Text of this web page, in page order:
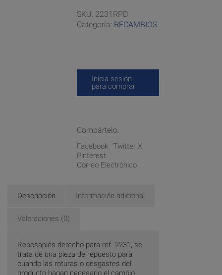
SKU: 2231RPD
Categoría: RECAMBIOS
Inicia sesión
para comprar
Compártelo:
Facebook Twitter X
Pinterest
Correo Electrónico
Descripción Información adicional
Valoraciones (0)
Reposapiés derecho para ref. 2231, se
trata de una pieza de repuesto para
cuando las roturas o desgastes del
producto hagan necesario el cambio.